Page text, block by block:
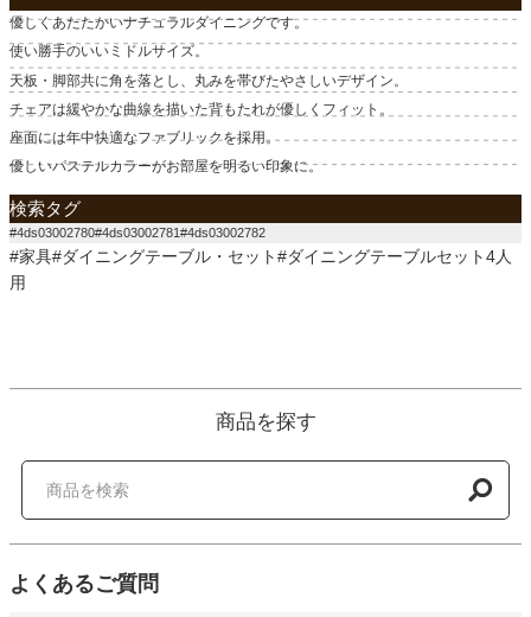
優しくあたたかいナチュラルダイニングです。
使い勝手のいいミドルサイズ。
天板・脚部共に角を落とし、丸みを帯びたやさしいデザイン。
チェアは緩やかな曲線を描いた背もたれが優しくフィット。
座面には年中快適なファブリックを採用。
優しいパステルカラーがお部屋を明るい印象に。
検索タグ
#4ds03002780#4ds03002781#4ds03002782
#家具#ダイニングテーブル・セット#ダイニングテーブルセット4人
用
商品を探す
よくあるご質問